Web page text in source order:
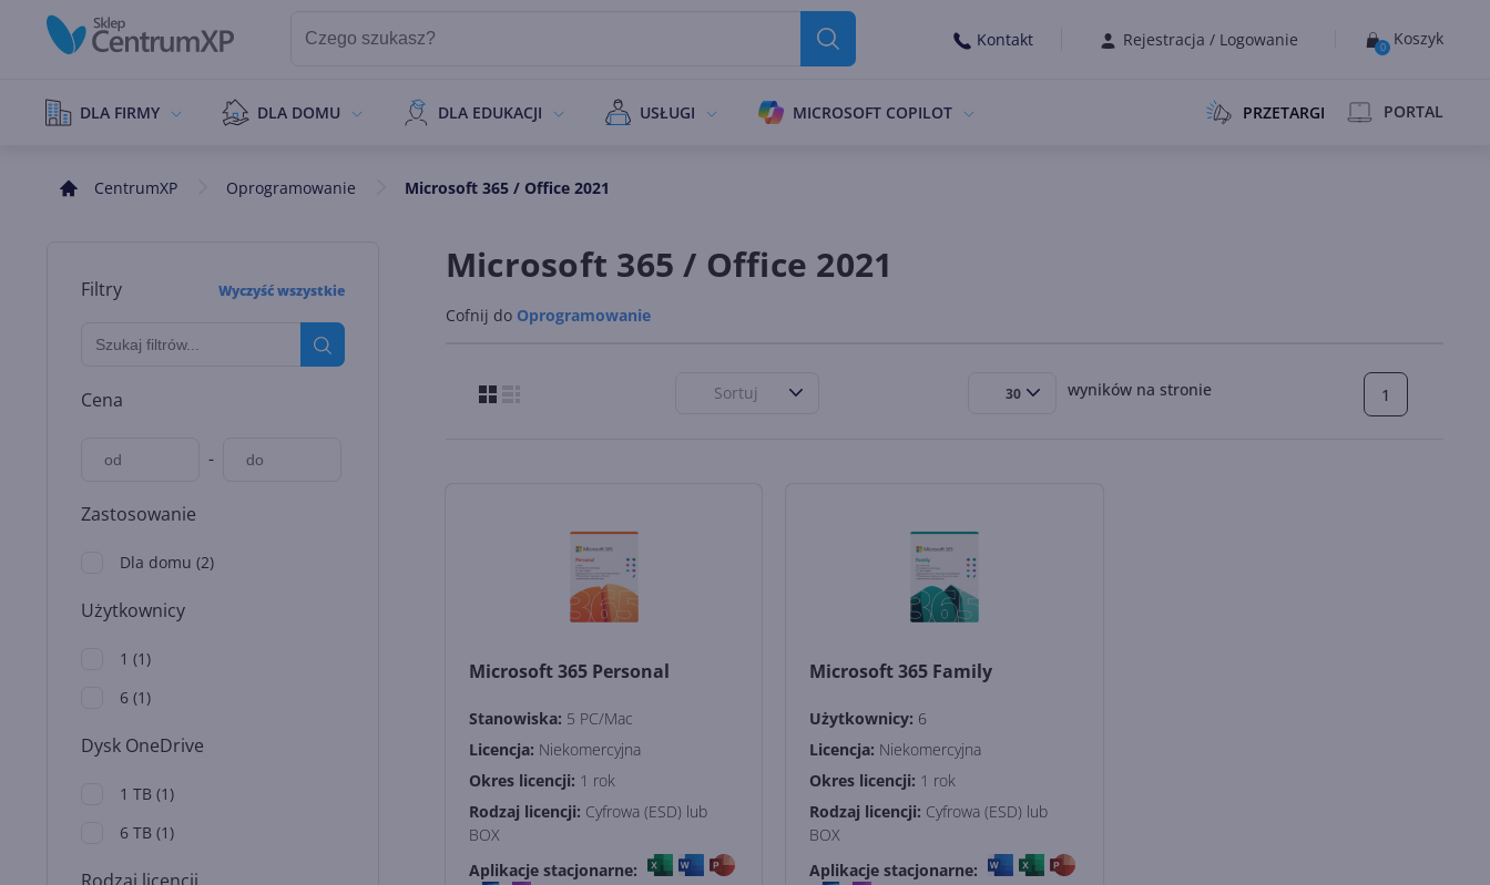
Kontakt Rejestracja / Logowanie 0 Koszyk
DLA FIRMY DLA DOMU DLA EDUKACJI USŁUGI MICROSOFT COPILOT PRZETARGI PORTAL
CentrumXP Oprogramowanie Microsoft 365 / Office 2021
Filtry Wyczyść wszystkie
Cena
-
Zastosowanie
Dla domu (2)
Użytkownicy
1 (1)
6 (1)
Dysk OneDrive
1 TB (1)
6 TB (1)
Microsoft 365 / Office 2021
Cofnij do Oprogramowanie
Sortuj 30 wyników na stronie 1
Microsoft 365 Personal
Stanowiska: 5 PC/Mac
Licencja: Niekomercyjna
Okres licencji: 1 rok
Rodzaj licencji: Cyfrowa (ESD) lub
BOX
Aplikacje stacjonarne:
Microsoft 365 Family
Użytkownicy: 6
Licencja: Niekomercyjna
Okres licencji: 1 rok
Rodzaj licencji: Cyfrowa (ESD) lub
BOX
Aplikacje stacjonarne: